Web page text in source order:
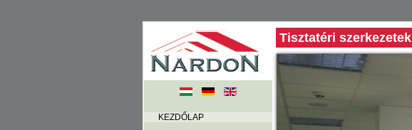
KEZDŐLAP
Tisztatéri szerkezetek